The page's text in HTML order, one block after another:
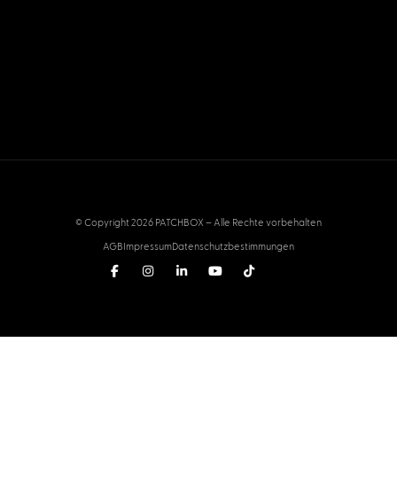
© Copyright 2026 PATCHBOX – Alle Rechte vorbehalten
AGB ImpressumDatenschutzbestimmungen